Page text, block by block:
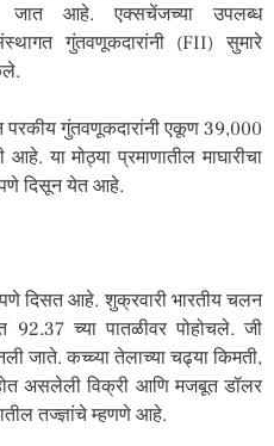
आहे. एक्सचेंजच्या उपलब्ध
गुंतवणूकदारांनी (FII) सुमारे
परकीय गुंतवणूकदारांनी एकूण 39,000
या मोठ्या प्रमाणातील माघारीचा
दिसून येत आहे.
दिसत आहे. शुक्रवारी भारतीय चलन
च्या पातळीवर पोहोचले. जी
जाते. कच्च्या तेलाच्या चढ्या किमती,
असलेली विक्री आणि मजबूत डॉलर
तज्ज्ञांचे म्हणणे आहे.